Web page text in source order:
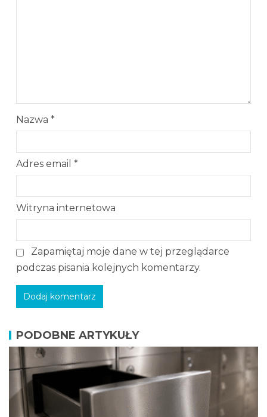
Nazwa *
Adres email *
Witryna internetowa
Zapamiętaj moje dane w tej przeglądarce
podczas pisania kolejnych komentarzy.
PODOBNE ARTYKUŁY